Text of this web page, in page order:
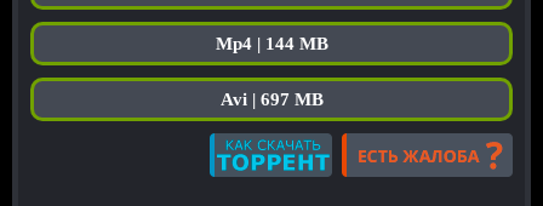
Mp4 | 144 MB
Avi | 697 MB